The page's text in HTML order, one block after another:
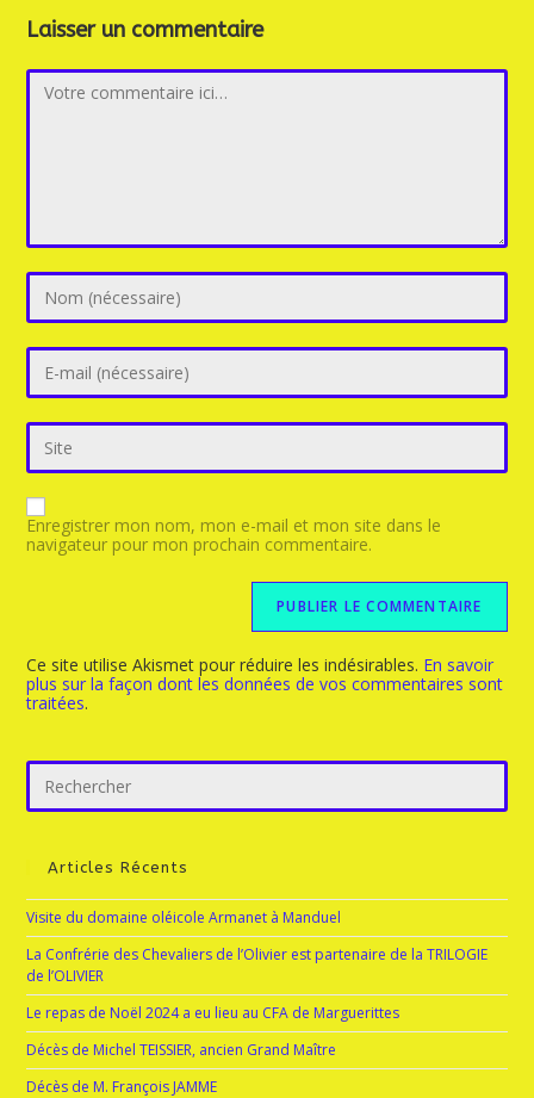
Laisser un commentaire
Enregistrer mon nom, mon e-mail et mon site dans le
navigateur pour mon prochain commentaire.
Ce site utilise Akismet pour réduire les indésirables. En savoir
plus sur la façon dont les données de vos commentaires sont
traitées.
Articles Récents
Visite du domaine oléicole Armanet à Manduel
La Confrérie des Chevaliers de l’Olivier est partenaire de la TRILOGIE
de l’OLIVIER
Le repas de Noël 2024 a eu lieu au CFA de Marguerittes
Décès de Michel TEISSIER, ancien Grand Maître
Décès de M. François JAMME